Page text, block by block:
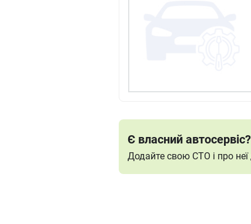
Є власний автосервіс?
Додайте свою СТО і про